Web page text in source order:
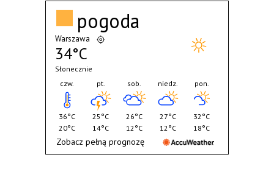
pogoda
Warszawa
34°C
Słonecznie
czw.
36°C
20°C
pt.
25°C
14°C
sob.
26°C
12°C
niedz.
27°C
12°C
pon.
32°C
18°C
Zobacz pełną prognozę